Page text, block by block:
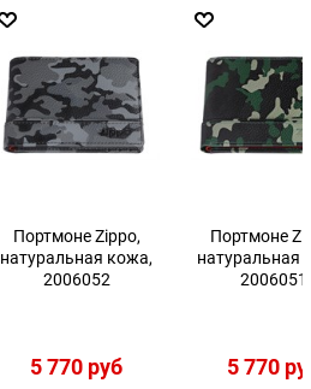
Портмоне Zippo,
натуральная кожа,
2006052
5 770 руб
Портмоне
натуральная
2006051
5 770